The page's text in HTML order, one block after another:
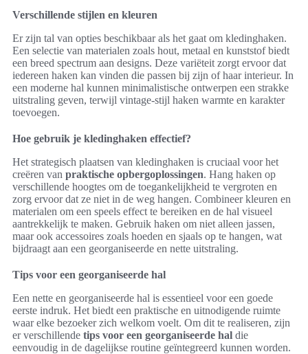
Verschillende stijlen en kleuren
Er zijn tal van opties beschikbaar als het gaat om kledinghaken.
Een selectie van materialen zoals hout, metaal en kunststof biedt
een breed spectrum aan designs. Deze variëteit zorgt ervoor dat
iedereen haken kan vinden die passen bij zijn of haar interieur. In
een moderne hal kunnen minimalistische ontwerpen een strakke
uitstraling geven, terwijl vintage-stijl haken warmte en karakter
toevoegen.
Hoe gebruik je kledinghaken effectief?
Het strategisch plaatsen van kledinghaken is cruciaal voor het
creëren van praktische opbergoplossingen. Hang haken op
verschillende hoogtes om de toegankelijkheid te vergroten en
zorg ervoor dat ze niet in de weg hangen. Combineer kleuren en
materialen om een speels effect te bereiken en de hal visueel
aantrekkelijk te maken. Gebruik haken om niet alleen jassen,
maar ook accessoires zoals hoeden en sjaals op te hangen, wat
bijdraagt aan een georganiseerde en nette uitstraling.
Tips voor een georganiseerde hal
Een nette en georganiseerde hal is essentieel voor een goede
eerste indruk. Het biedt een praktische en uitnodigende ruimte
waar elke bezoeker zich welkom voelt. Om dit te realiseren, zijn
er verschillende tips voor een georganiseerde hal die
eenvoudig in de dagelijkse routine geïntegreerd kunnen worden.